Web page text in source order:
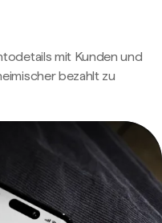
mit Kunden und
bezahlt zu